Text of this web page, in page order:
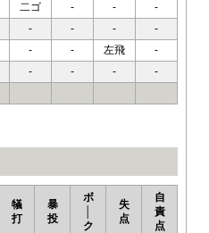
二ゴ - -
-
- - -
-
- - 左飛
-
- - -
-
犠
打
暴
投
ボ
ク
失
点
自
責
点